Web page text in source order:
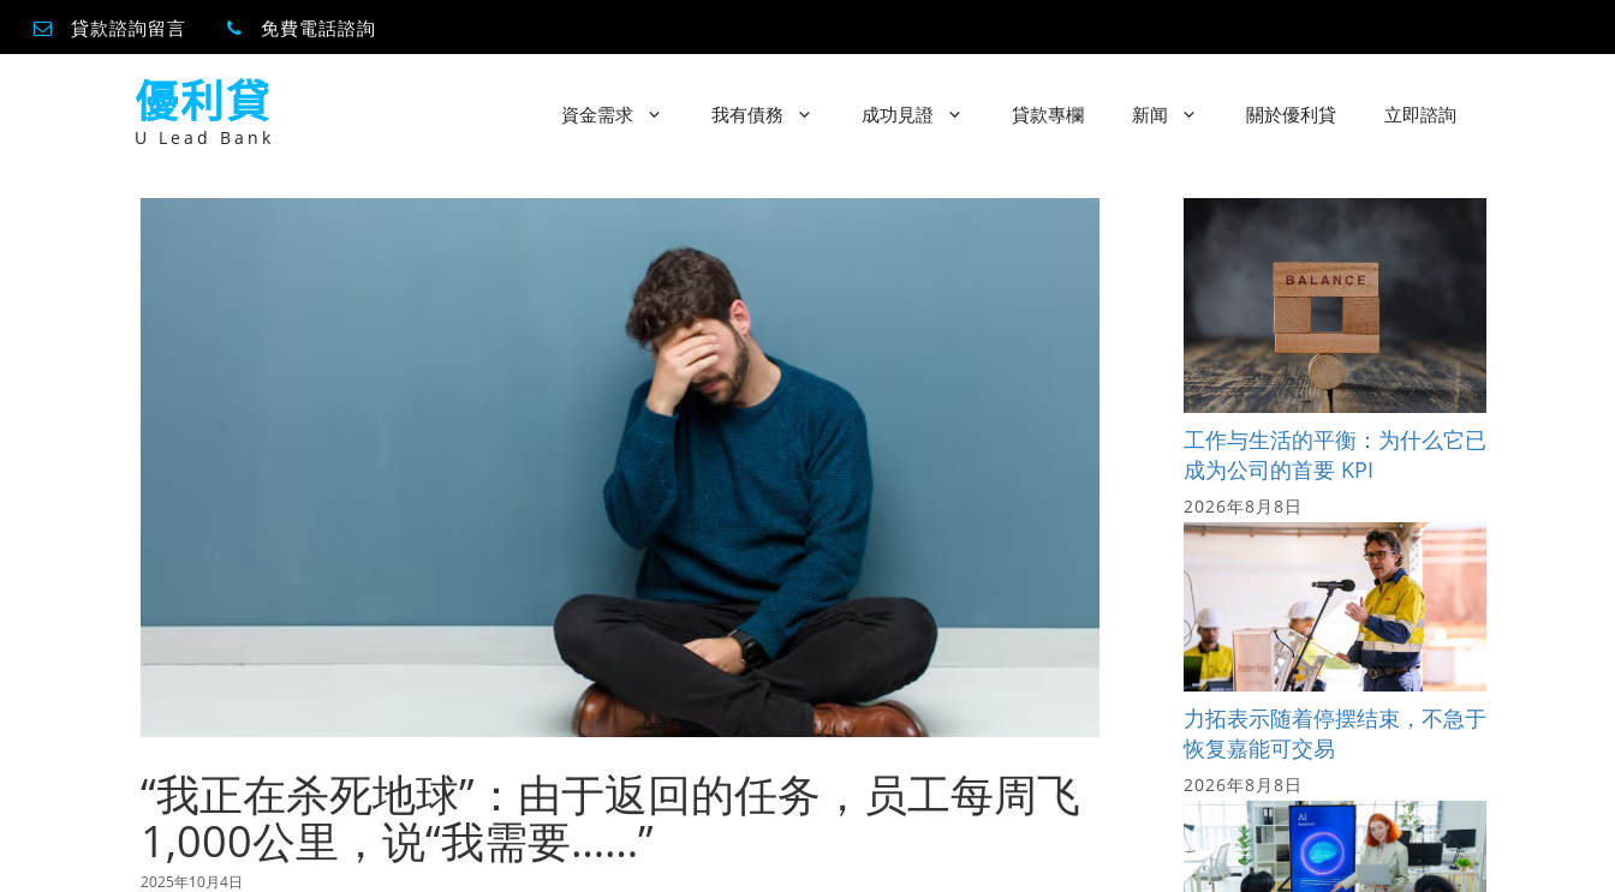
貸款諮詢留言 免費電話諮詢
優利貸
U Lead Bank
資金需求 我有債務 成功見證 貸款專欄 新闻 關於優利貸 立即諮詢
“我正在杀死地球”：由于返回的任务，员工每周飞
1,000公里，说“我需要……”
2025年10月4日
工作与生活的平衡：为什么它已
成为公司的首要 KPI
2026年8月8日
力拓表示随着停摆结束，不急于
恢复嘉能可交易
2026年8月8日